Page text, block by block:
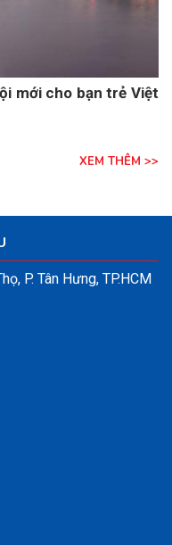
mới cho bạn trẻ Việt
XEM THÊM >>
P. Tân Hưng, TP.HCM